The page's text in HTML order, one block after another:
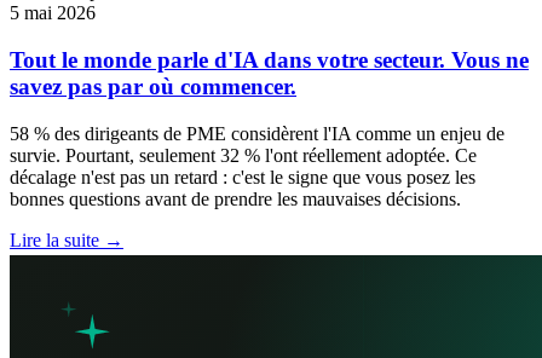
5 mai 2026
Tout le monde parle d'IA dans votre secteur. Vous ne
savez pas par où commencer.
58 % des dirigeants de PME considèrent l'IA comme un enjeu de
survie. Pourtant, seulement 32 % l'ont réellement adoptée. Ce
décalage n'est pas un retard : c'est le signe que vous posez les
bonnes questions avant de prendre les mauvaises décisions.
Lire la suite →